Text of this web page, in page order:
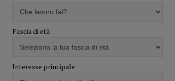
Fascia di età
Interesse principale